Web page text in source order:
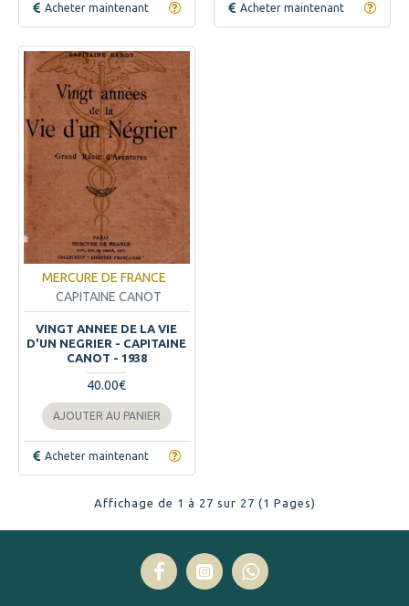
Acheter maintenant Acheter maintenant
MERCURE DE FRANCE
CAPITAINE CANOT
VINGT ANNEE DE LA VIE
D'UN NEGRIER - CAPITAINE
CANOT - 1938
40.00€
AJOUTER AU PANIER
Acheter maintenant
Affichage de 1 à 27 sur 27 (1 Pages)